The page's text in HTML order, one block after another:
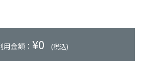
用金額： ¥0 (税込)